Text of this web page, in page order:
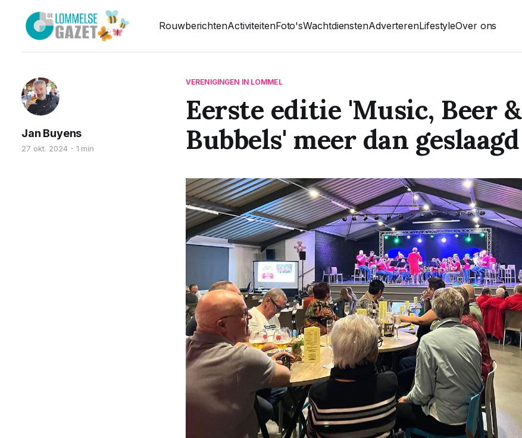
RouwberichtenActiviteitenFoto'sWachtdienstenAdverterenLifestyleOver ons
VERENIGINGEN IN LOMMEL
Eerste editie 'Music, Beer &
Bubbels' meer dan geslaagd
Jan Buyens
27 okt. 2024 1 min